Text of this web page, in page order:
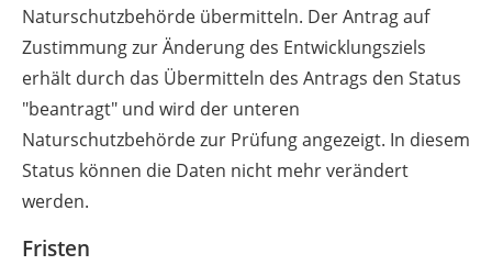
Naturschutzbehörde übermitteln. Der Antrag auf
Zustimmung zur Änderung des Entwicklungsziels
erhält durch das Übermitteln des Antrags den Status
"beantragt" und wird der unteren
Naturschutzbehörde zur Prüfung angezeigt. In diesem
Status können die Daten nicht mehr verändert
werden.
Fristen